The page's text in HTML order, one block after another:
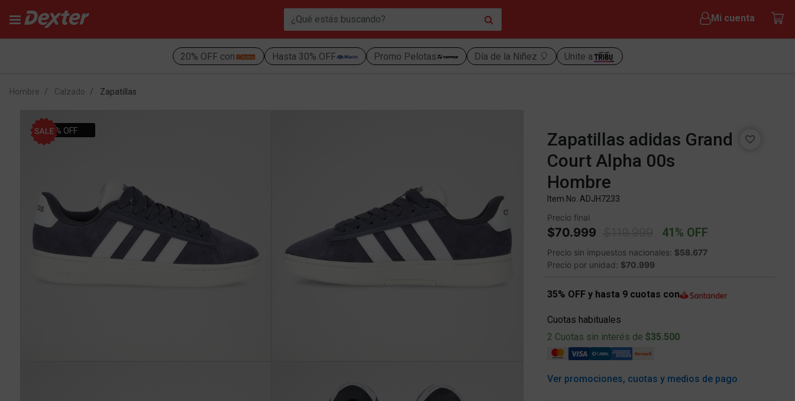
Mi cuenta
20% OFF con Hasta 30% OFF Promo Pelotas Día de la Niñez 🎈 Unite a
Hombre Calzado Zapatillas
40% OFF
Zapatillas adidas Grand
Court Alpha 00s
Hombre
Item No. ADJH7233
Precio final
$70.999 Price reduced from
$119.999 41% OFF
Precio sin impuestos nacionales: $58.677
Precio por unidad: $70.999
35% OFF y hasta 9 cuotas con
Cuotas habituales
2 Cuotas sin interés de $35.500
Ver promociones, cuotas y medios de pago